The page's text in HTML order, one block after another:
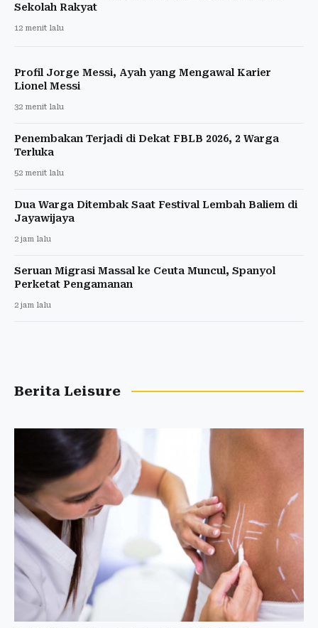
Sekolah Rakyat
12 menit lalu
Profil Jorge Messi, Ayah yang Mengawal Karier
Lionel Messi
32 menit lalu
Penembakan Terjadi di Dekat FBLB 2026, 2 Warga
Terluka
52 menit lalu
Dua Warga Ditembak Saat Festival Lembah Baliem di
Jayawijaya
2 jam lalu
Seruan Migrasi Massal ke Ceuta Muncul, Spanyol
Perketat Pengamanan
2 jam lalu
Berita Leisure